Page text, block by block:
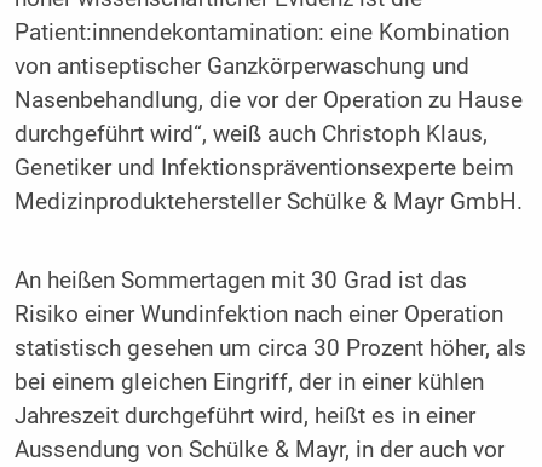
Patient:innendekontamination: eine Kombination
von antiseptischer Ganzkörperwaschung und
Nasenbehandlung, die vor der Operation zu Hause
durchgeführt wird“, weiß auch Christoph Klaus,
Genetiker und Infektionspräventionsexperte beim
Medizinproduktehersteller Schülke & Mayr GmbH.
An heißen Sommertagen mit 30 Grad ist das
Risiko einer Wundinfektion nach einer Operation
statistisch gesehen um circa 30 Prozent höher, als
bei einem gleichen Eingriff, der in einer kühlen
Jahreszeit durchgeführt wird, heißt es in einer
Aussendung von Schülke & Mayr, in der auch vor